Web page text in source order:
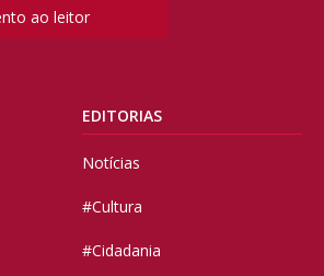
ao leitor
EDITORIAS
Notícias
#Cultura
#Cidadania